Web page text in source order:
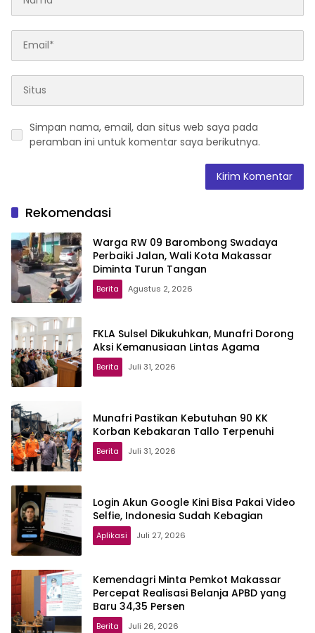
Simpan nama, email, dan situs web saya pada
peramban ini untuk komentar saya berikutnya.
Rekomendasi
Warga RW 09 Barombong Swadaya
Perbaiki Jalan, Wali Kota Makassar
Diminta Turun Tangan
Berita Agustus 2, 2026
FKLA Sulsel Dikukuhkan, Munafri Dorong
Aksi Kemanusiaan Lintas Agama
Berita Juli 31, 2026
Munafri Pastikan Kebutuhan 90 KK
Korban Kebakaran Tallo Terpenuhi
Berita Juli 31, 2026
Login Akun Google Kini Bisa Pakai Video
Selfie, Indonesia Sudah Kebagian
Aplikasi Juli 27, 2026
Kemendagri Minta Pemkot Makassar
Percepat Realisasi Belanja APBD yang
Baru 34,35 Persen
Berita Juli 26, 2026